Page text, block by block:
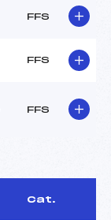
FFS
FFS
FFS
Cat.